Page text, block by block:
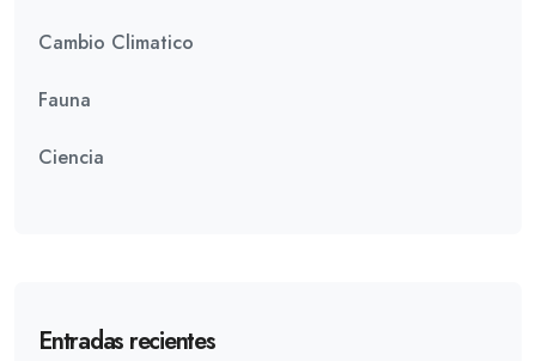
Cambio Climatico
Fauna
Ciencia
Entradas recientes